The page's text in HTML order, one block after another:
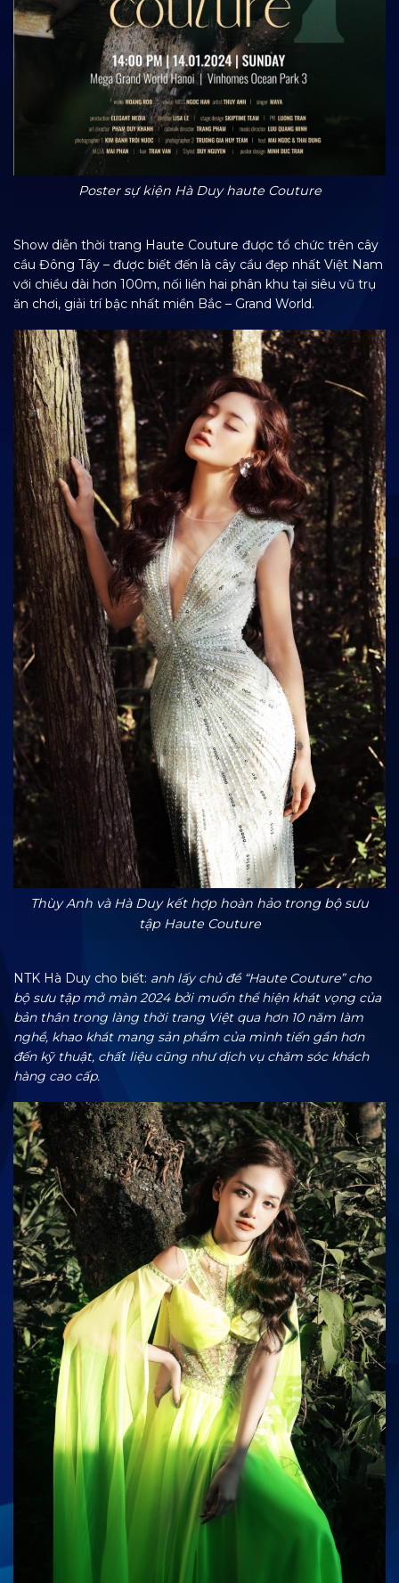
Poster sự kiện Hà Duy haute Couture
Show diễn thời trang Haute Couture được tổ chức trên cây
cầu Đông Tây – được biết đến là cây cầu đẹp nhất Việt Nam
với chiều dài hơn 100m, nối liền hai phân khu tại siêu vũ trụ
ăn chơi, giải trí bậc nhất miền Bắc – Grand World.
Thùy Anh và Hà Duy kết hợp hoàn hảo trong bộ sưu
tập Haute Couture
NTK Hà Duy cho biết: anh lấy chủ đề “Haute Couture” cho
bộ sưu tập mở màn 2024 bởi muốn thể hiện khát vọng của
bản thân trong làng thời trang Việt qua hơn 10 năm làm
nghề, khao khát mang sản phẩm của mình tiến gần hơn
đến kỹ thuật, chất liệu cũng như dịch vụ chăm sóc khách
hàng cao cấp.